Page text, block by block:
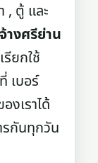
, ตู้ และ
งศรีย่าน
ยกใช้
เบอร์
งเราได้
รกันทุกวัน